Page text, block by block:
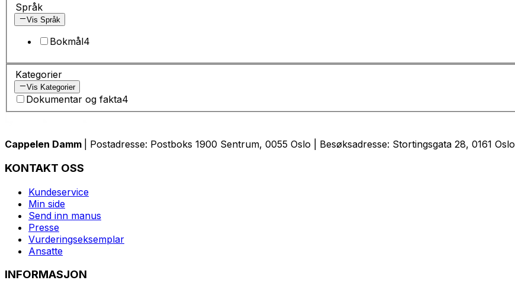
Språk
Vis Språk
Bokmål4
Kategorier
Vis Kategorier
Dokumentar og fakta4
Cappelen Damm | Postadresse: Postboks 1900 Sentrum, 0055 Oslo | Besøksadresse: Stortingsgata 28, 0161 Oslo
KONTAKT OSS
Kundeservice
Min side
Send inn manus
Presse
Vurderingseksemplar
Ansatte
INFORMASJON